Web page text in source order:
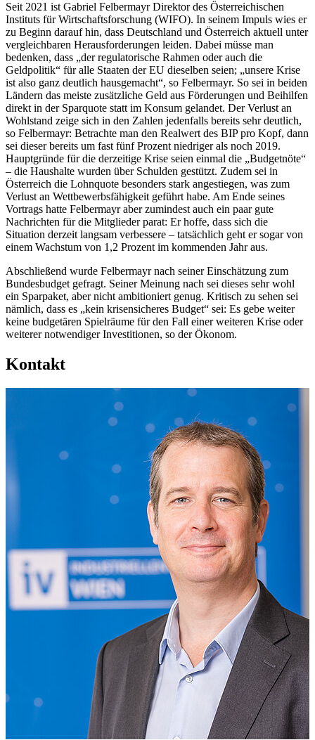
Seit 2021 ist Gabriel Felbermayr Direktor des Österreichischen
Instituts für Wirtschaftsforschung (WIFO). In seinem Impuls wies er
zu Beginn darauf hin, dass Deutschland und Österreich aktuell unter
vergleichbaren Herausforderungen leiden. Dabei müsse man
bedenken, dass „der regulatorische Rahmen oder auch die
Geldpolitik“ für alle Staaten der EU dieselben seien; „unsere Krise
ist also ganz deutlich hausgemacht“, so Felbermayr. So sei in beiden
Ländern das meiste zusätzliche Geld aus Förderungen und Beihilfen
direkt in der Sparquote statt im Konsum gelandet. Der Verlust an
Wohlstand zeige sich in den Zahlen jedenfalls bereits sehr deutlich,
so Felbermayr: Betrachte man den Realwert des BIP pro Kopf, dann
sei dieser bereits um fast fünf Prozent niedriger als noch 2019.
Hauptgründe für die derzeitige Krise seien einmal die „Budgetnöte“
– die Haushalte wurden über Schulden gestützt. Zudem sei in
Österreich die Lohnquote besonders stark angestiegen, was zum
Verlust an Wettbewerbsfähigkeit geführt habe. Am Ende seines
Vortrags hatte Felbermayr aber zumindest auch ein paar gute
Nachrichten für die Mitglieder parat: Er hoffe, dass sich die
Situation derzeit langsam verbessere – tatsächlich geht er sogar von
einem Wachstum von 1,2 Prozent im kommenden Jahr aus.
Abschließend wurde Felbermayr nach seiner Einschätzung zum
Bundesbudget gefragt. Seiner Meinung nach sei dieses sehr wohl
ein Sparpaket, aber nicht ambitioniert genug. Kritisch zu sehen sei
nämlich, dass es „kein krisensicheres Budget“ sei: Es gebe weiter
keine budgetären Spielräume für den Fall einer weiteren Krise oder
weiterer notwendiger Investitionen, so der Ökonom.
Kontakt